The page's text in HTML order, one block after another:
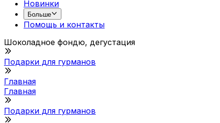
Новинки
Больше
Помощь и контакты
Шоколадное фондю, дегустация
Подарки для гурманов
Главная
Главная
Подарки для гурманов